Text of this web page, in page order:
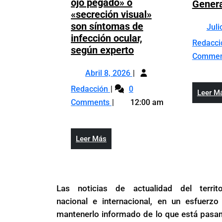
«secreción visual»
son síntomas de
infección ocular,
según experto«Amanecer
el
pegado»
o
ocular,
según
experto
Abril 8, 2026 Abril
2026
Redacción «Amanecer
con
síntomas
de
infección
0
Comments
12:00 am
Leer Más
Más
Leer
Las noticias de actualidad del
nacional e internacional, en un esfuerzo
mantenerlo informado de lo que está